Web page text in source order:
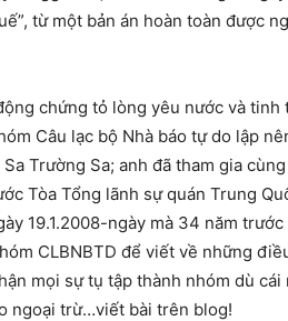
từ một bản án hoàn toàn được
chứng tỏ lòng yêu nước và
Câu lạc bộ Nhà báo tự do lập
Trường Sa; anh đã tham gia
Tòa Tổng lãnh sự quán Trung
19.1.2008-ngày mà 34 năm
CLBNBTD để viết về những
mọi sự tụ tập thành nhóm dù
ngoại trừ…viết bài trên blog!